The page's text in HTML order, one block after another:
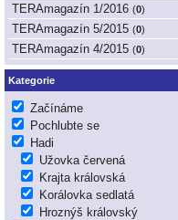
TERAmagazín 1/2016 (0)
TERAmagazín 5/2015 (0)
TERAmagazín 4/2015 (0)
Kategorie
Začínáme
Pochlubte se
Hadi
Užovka červená
Krajta královská
Korálovka sedlatá
Hroznýš královský